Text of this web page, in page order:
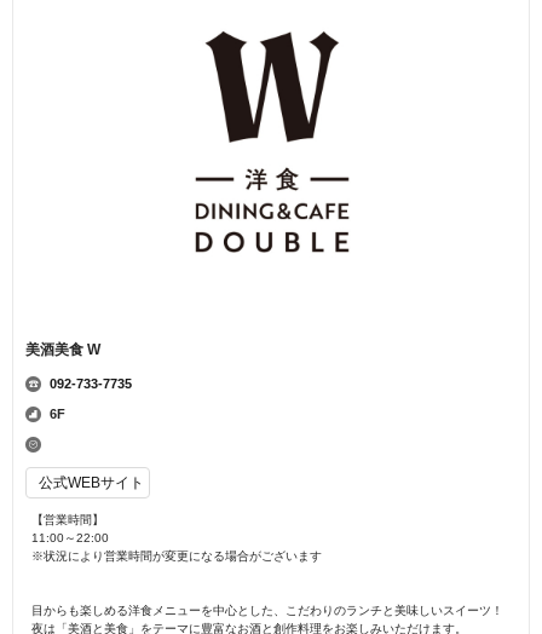
美酒美食 W
092-733-7735
6F
公式WEBサイト
【営業時間】
11:00～22:00
※状況により営業時間が変更になる場合がございます
目からも楽しめる洋食メニューを中心とした、こだわりのランチと美味しいスイーツ！
夜は「美酒と美食」をテーマに豊富なお酒と創作料理をお楽しみいただけます。